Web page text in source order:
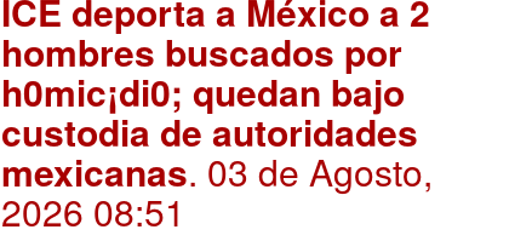
ICE deporta a México a 2
hombres buscados por
h0mic¡di0; quedan bajo
custodia de autoridades
mexicanas. 03 de Agosto,
2026 08:51